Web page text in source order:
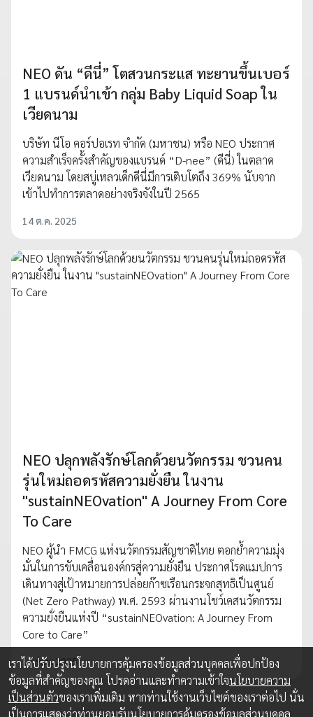
NEO ดัน “ดีนี่” โตสวนกระแส ทะยานขึ้นเบอร์
1 แบรนด์นำเข้า กลุ่ม Baby Liquid Soap ใน
เวียดนาม
บริษัท นีโอ คอร์ปอเรท จำกัด (มหาชน) หรือ NEO ประกาศ
ความสำเร็จครั้งสำคัญของแบรนด์ “D-nee” (ดีนี่) ในตลาด
เวียดนาม โดยสบู่เหลวเด็กดีนี่มีการเติบโตถึง 369% นับจาก
เข้าไปทำการตลาดอย่างจริงจังในปี 2565
14 ต.ค. 2025
NEO ปลุกพลังรักษ์โลกด้วยนวัตกรรม ชวนคน
รุ่นใหม่ถอดรหัสความยั่งยืน ในงาน
"sustainNEOvation" A Journey From Core
To Care
NEO ผู้นำ FMCG แห่งนวัตกรรมสัญชาติไทย ตอกย้ำความมุ่ง
มั่นในการขับเคลื่อนองค์กรสู่ความยั่งยืน ประกาศโรดแมปการ
เดินทางสู่เป้าหมายการปล่อยก๊าซเรือนกระจกสุทธิเป็นศูนย์
(Net Zero Pathway) พ.ศ. 2593 ผ่านงานโชว์เคสนวัตกรรม
ความยั่งยืนแห่งปี “sustainNEOvation: A Journey From
Core to Care”
13 พ.ย. 2025
เราได้ปรับปรุงนโยบายการคุ้มครองข้อมูลส่วนบุคคลเพื่อปกป้อง
ข้อมูลที่สำคัญของคุณ โปรดอ่านและทำความเข้าใจนโยบายความ
เป็นส่วนตัวของเราเพิ่มเติม หากท่านใช้งานเว็บไซต์ของเราต่อไป นั่น
เป็นการแสดงว่าท่านยอมรับนโยบายการคุ้มครองข้อมูลส่วนบุคคล